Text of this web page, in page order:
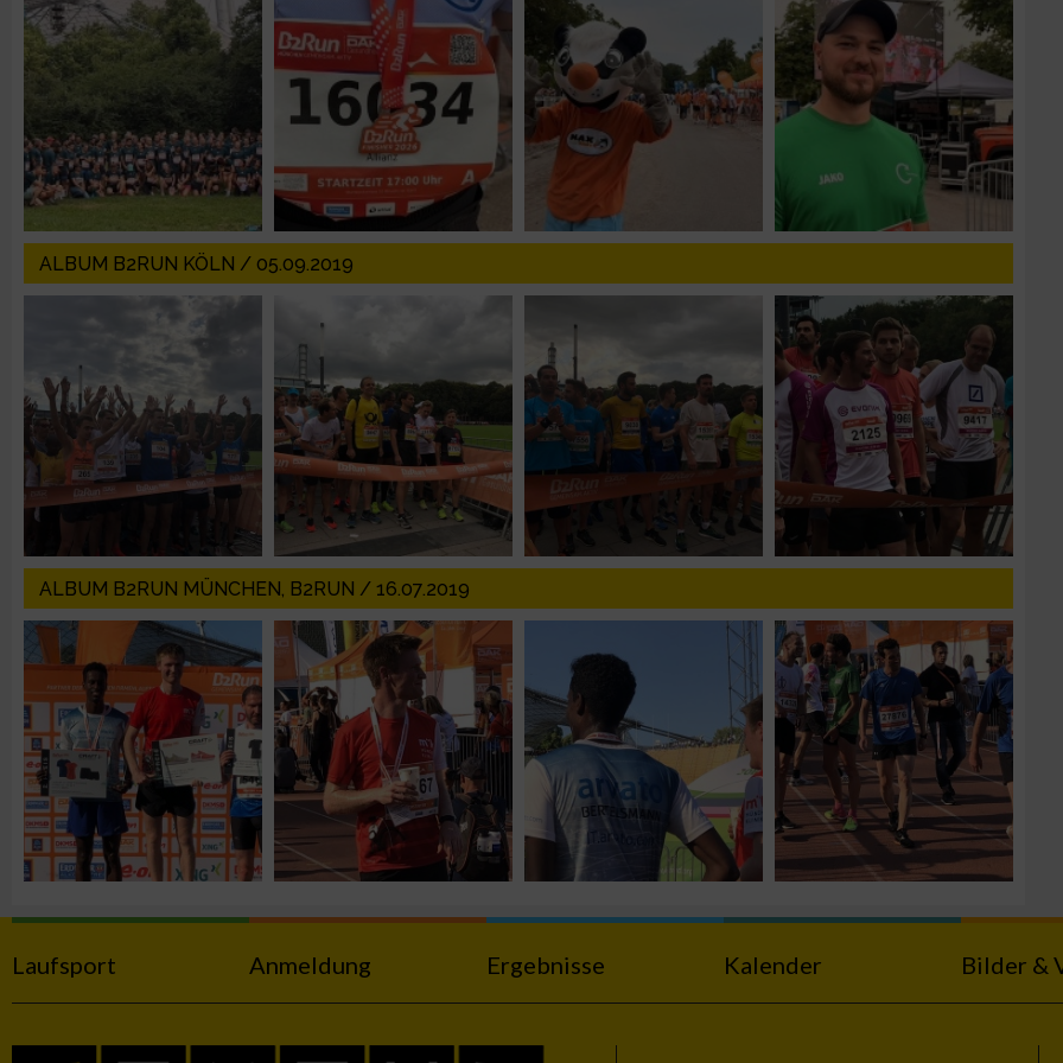
ALBUM B2RUN KÖLN / 05.09.2019
ALBUM B2RUN MÜNCHEN, B2RUN / 16.07.2019
Laufsport Anmeldung Ergebnisse Kalender Bilder &
Erstellung von Profilen zur Personalisierung von Inhalten
Verwendung von Profilen zur Auswahl personalisierter Inhalte
Messung der Werbeleistung
Messung der Performance von Inhalten
Analyse von Zielgruppen durch Statistiken oder Kombinationen von Daten aus
verschiedenen Quellen
Entwicklung und Verbesserung der Angebote
Verwendung reduzierter Daten zur Auswahl von Inhalten
IAB-Besonderheiten:
Verwendung genauer Standortdaten
Geräte anhand von aktiv angeforderten Informationen identifizieren
Nicht-IAB-Verarbeitungszwecke:
Notwendig
Performance
Funktional